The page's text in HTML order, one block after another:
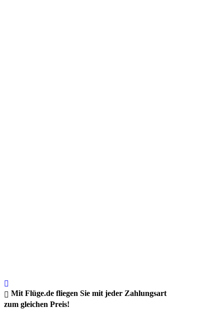
Mit Flüge.de fliegen Sie mit jeder Zahlungsart
zum gleichen Preis!